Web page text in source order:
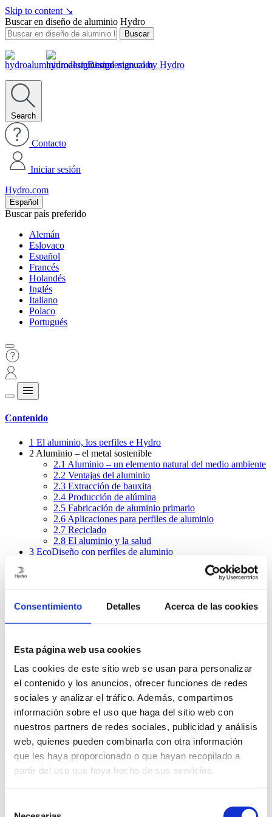
Consentimiento Detalles Acerca de las cookies
Esta página web usa cookies
Las cookies de este sitio web se usan para personalizar
el contenido y los anuncios, ofrecer funciones de redes
sociales y analizar el tráfico. Además, compartimos
información sobre el uso que haga del sitio web con
nuestros partners de redes sociales, publicidad y análisis
web, quienes pueden combinarla con otra información
que les haya proporcionado o que hayan recopilado a
partir del uso que haya hecho de sus servicios.
Skip to content ↘
Buscar en diseño de aluminio Hydro
Buscar
Design manual by Hydro
Search
Contacto
Iniciar sesión
Hydro.com
Español
Buscar país preferido
Alemán
Eslovaco
Español
Francés
Holandés
Inglés
Italiano
Polaco
Portugués
Contenido
1 El aluminio, los perfiles e Hydro
2 Aluminio – el metal sostenible
2.1 Aluminio – un elemento natural del medio ambiente
2.2 Ventajas del aluminio
2.3 Extracción de bauxita
2.4 Producción de alúmina
2.5 Fabricación de aluminio primario
2.6 Aplicaciones para perfiles de aluminio
2.7 Reciclado
2.8 El aluminio y la salud
3 EcoDiseño con perfiles de aluminio
8Banco de ideas – uniones mecánicas
12Tolerancia de los perfiles
14Mecanizado
15Tratamiento de superficies
16Corrosión
Aspectos económicos
18Bancos de información e ideas compartidas
19Cálculos estructurales
Contenido
1 El aluminio, los perfiles e Hydro